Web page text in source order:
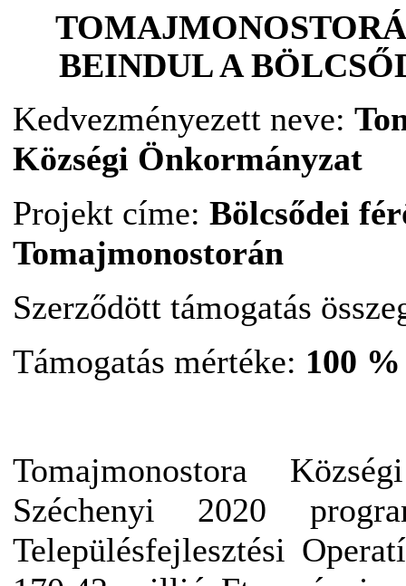
BEINDUL A
Kedvezményezett neve:
Községi Önkormányzat
Projekt címe: Bölcsődei
Tomajmonostorán
Szerződött támogatás
Támogatás mértéke: 100 %
Tomajmonostora
Széchenyi 2020
Településfejlesztési